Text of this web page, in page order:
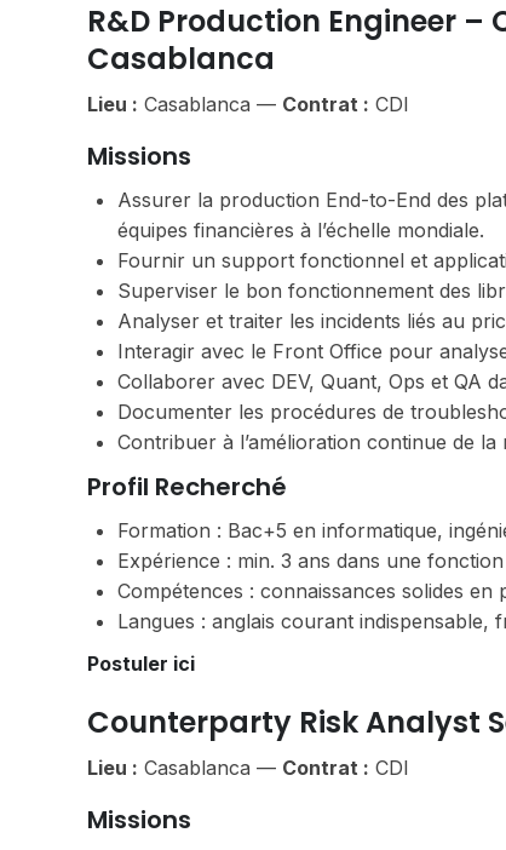
R&D Production Engineer
Casablanca
Lieu : Casablanca — Contrat : CDI
Missions
Assurer la production End-to-End des
équipes financières à l’échelle mondiale.
Fournir un support fonctionnel et
Superviser le bon fonctionnement des
Analyser et traiter les incidents liés au
Interagir avec le Front Office pour
Collaborer avec DEV, Quant, Ops et QA
Documenter les procédures de
Contribuer à l’amélioration continue de
Profil Recherché
Formation : Bac+5 en informatique,
Expérience : min. 3 ans dans une
Compétences : connaissances solides
Langues : anglais courant indispensable,
Postuler ici
Counterparty Risk Analyst
Lieu : Casablanca — Contrat : CDI
Missions